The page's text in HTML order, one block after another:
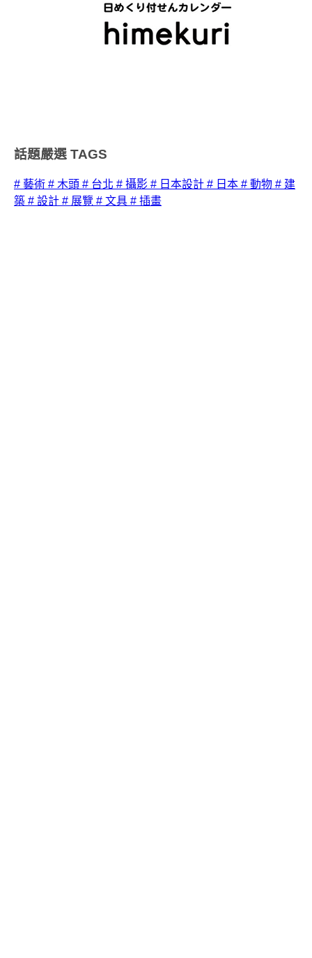
話題嚴選 TAGS
# 藝術 # 木頭 # 台北 # 攝影 # 日本設計 # 日本 # 動物 # 建
築 # 設計 # 展覽 # 文具 # 插畫